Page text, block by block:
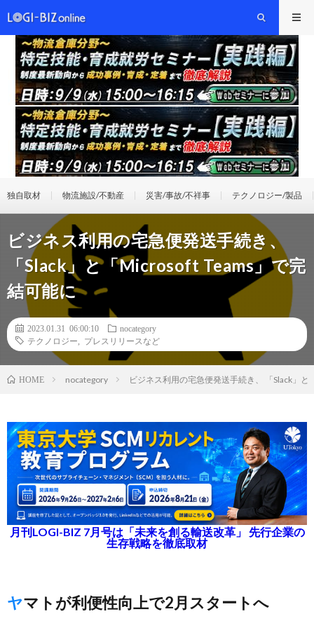
独自取材 物流施設/不動産 災害/事故/不祥事 テクノロジー/製品
ビジネス利用の宅急便発送手続き、
「Slack」と「Microsoft Teams」で完
結可能に
2023.01.31 06:00:10
nocategory
テクノロジー
プレスリリースなど
HOME nocategory ビジネス利用の宅急便発送手続き、 「Slack」
月刊LOGI-BIZ 7月号は「未来を創る輸送改革」 先行企業の
生存戦略を徹底取材
ヤマトが利便性向上で2月スタートへ